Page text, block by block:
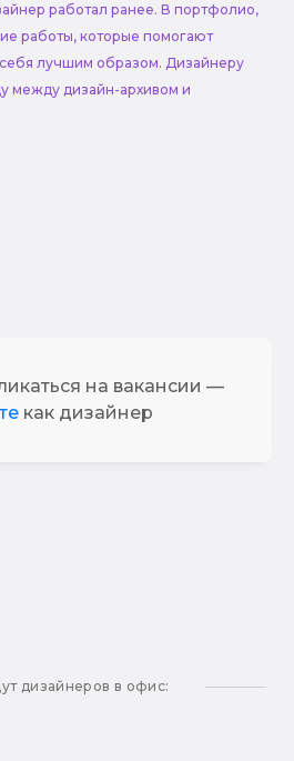
работал ранее. В портфолио,
работы, которые помогают
лучшим образом. Дизайнеру
между дизайн-архивом и
на вакансии —
как дизайнер
дизайнеров в офис: